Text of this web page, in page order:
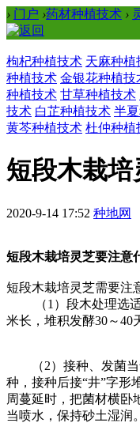
› 门户 ›药材种植技术 ›
枸杞种植技术 天麻种植
种植技术 金银花种植技
种植技术 甘草种植技术
技术 白芷种植技术 半
黄芩种植技术 杜仲种植
短段木栽培
2020-9-14 17:52 种地网
短段木栽培灵芝要注意
短段木栽培灵芝需要注
（1）段木处理选适
米长，堆积发酵30～40
（2）接种、发菌当
种，接种后接“井”字形
周蔓延时，把菌材横卧
当喷水，保持砂土湿润。